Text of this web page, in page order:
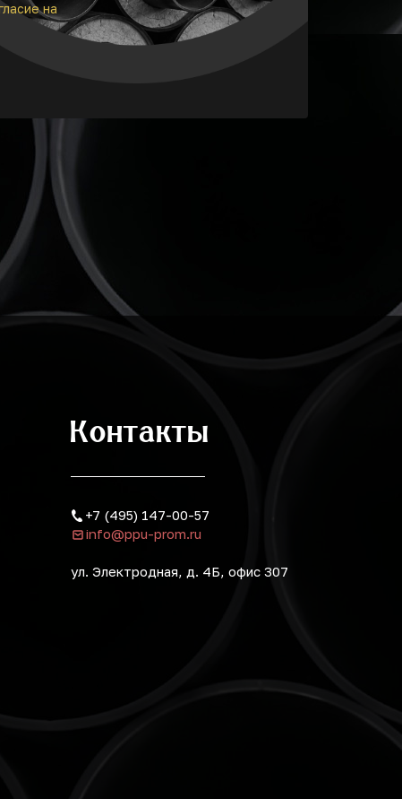
на
Контакты
+7 (495) 147-00-57
info@ppu-prom.ru
ул. Электродная, д. 4Б, офис 307